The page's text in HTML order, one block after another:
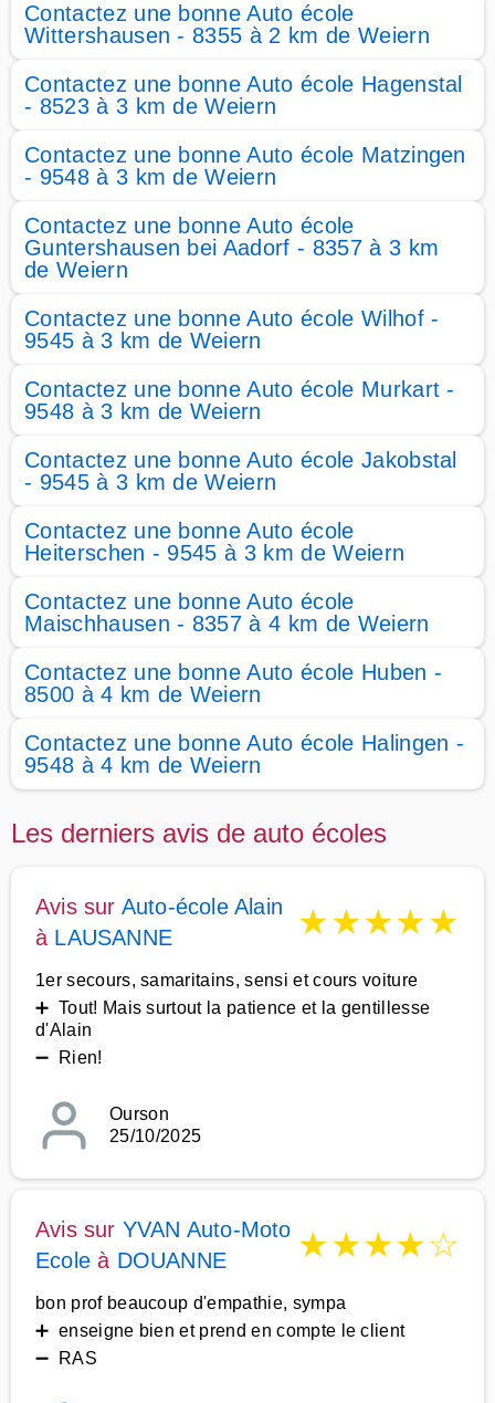
Contactez une bonne Auto école
Wittershausen - 8355 à 2 km de Weiern
Contactez une bonne Auto école Hagenstal
- 8523 à 3 km de Weiern
Contactez une bonne Auto école Matzingen
- 9548 à 3 km de Weiern
Contactez une bonne Auto école
Guntershausen bei Aadorf - 8357 à 3 km
de Weiern
Contactez une bonne Auto école Wilhof -
9545 à 3 km de Weiern
Contactez une bonne Auto école Murkart -
9548 à 3 km de Weiern
Contactez une bonne Auto école Jakobstal
- 9545 à 3 km de Weiern
Contactez une bonne Auto école
Heiterschen - 9545 à 3 km de Weiern
Contactez une bonne Auto école
Maischhausen - 8357 à 4 km de Weiern
Contactez une bonne Auto école Huben -
8500 à 4 km de Weiern
Contactez une bonne Auto école Halingen -
9548 à 4 km de Weiern
Les derniers avis de auto écoles
Avis sur Auto-école Alain
à LAUSANNE ★★★★★
1er secours, samaritains, sensi et cours voiture
➕ Tout! Mais surtout la patience et la gentillesse
d'Alain
➖ Rien!
Ourson
25/10/2025
Avis sur YVAN Auto-Moto
Ecole à DOUANNE ★★★★☆
bon prof beaucoup d'empathie, sympa
➕ enseigne bien et prend en compte le client
➖ RAS